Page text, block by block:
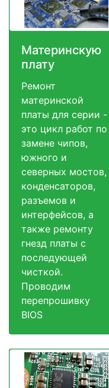
Материнскую
плату
Ремонт
материнской
платы для серии -
это цикл работ по
замене чипов,
южного и
северных мостов,
конденсаторов,
разъемов и
интерфейсов, а
также ремонту
гнезд платы с
последующей
чисткой.
Проводим
перепрошивку
BIOS